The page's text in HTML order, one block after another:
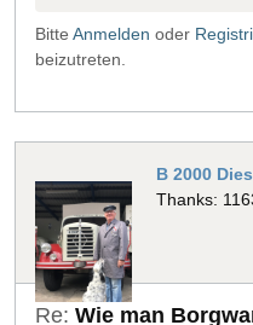
Bitte Anmelden oder
beizutreten.
B 2000
Thanks:
Re: Wie man